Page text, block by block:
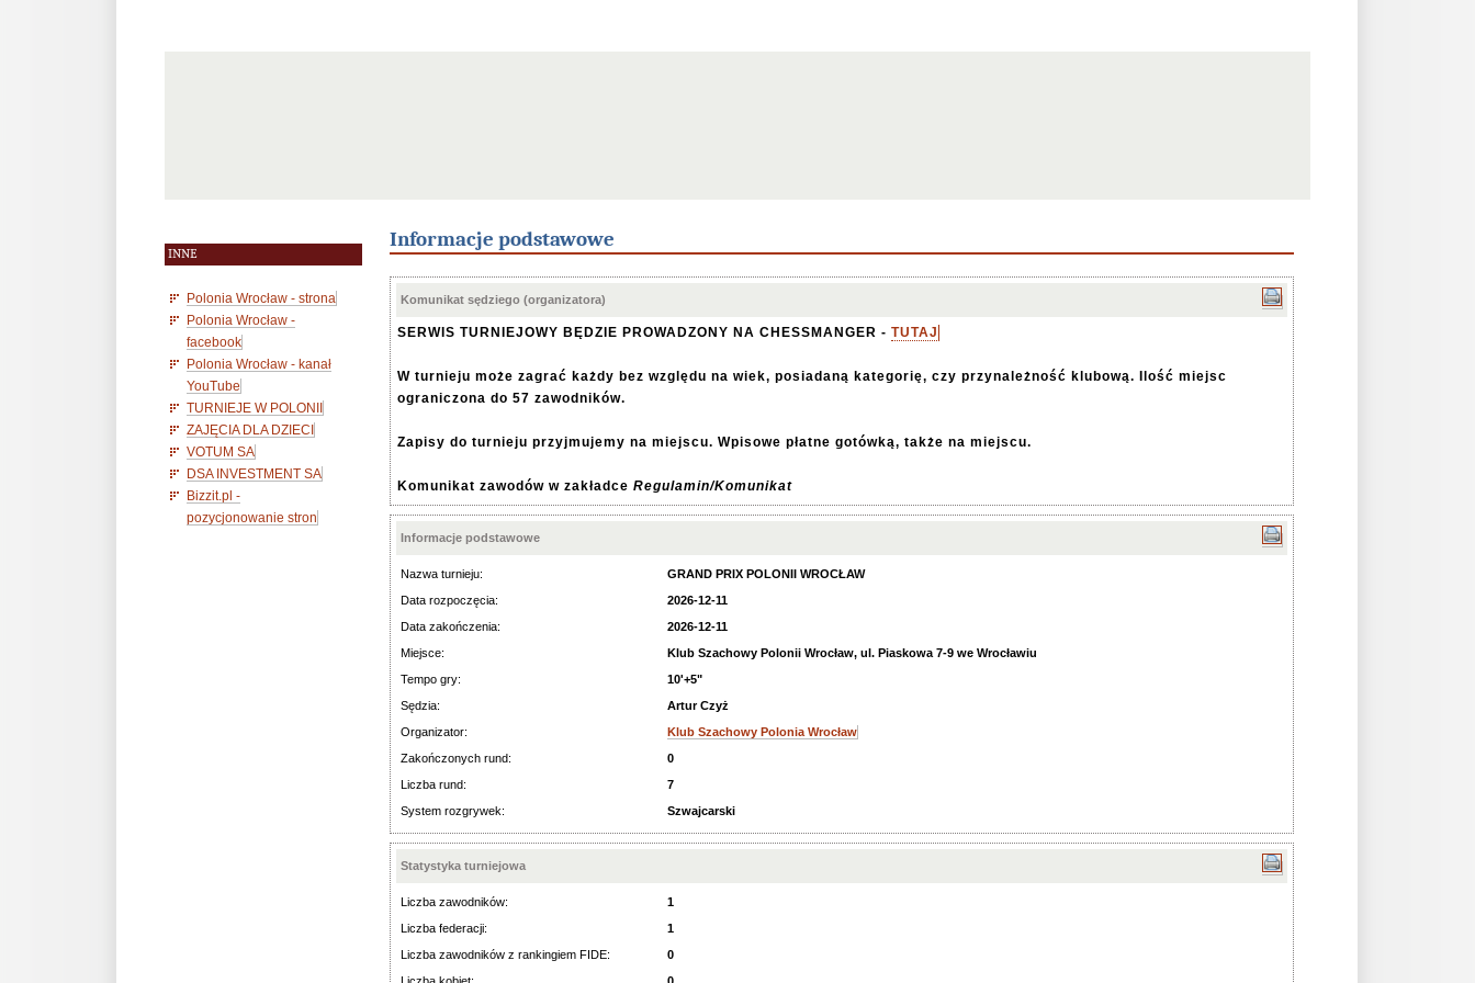
INNE
Polonia Wrocław - strona
Polonia Wrocław -
facebook
Polonia Wrocław - kanał
YouTube
TURNIEJE W POLONII
ZAJĘCIA DLA DZIECI
VOTUM SA
DSA INVESTMENT SA
Bizzit.pl -
pozycjonowanie stron
Informacje podstawowe
Komunikat sędziego (organizatora)
SERWIS TURNIEJOWY BĘDZIE PROWADZONY NA CHESSMANGER - TUTAJ
W turnieju może zagrać każdy bez względu na wiek, posiadaną kategorię, czy przynależność klubową. Ilość miejsc
ograniczona do 57 zawodników.
Zapisy do turnieju przyjmujemy na miejscu. Wpisowe płatne gotówką, także na miejscu.
Komunikat zawodów w zakładce Regulamin/Komunikat
Informacje podstawowe
Nazwa turnieju:
GRAND PRIX POLONII WROCŁAW
Data rozpoczęcia:
2026-12-11
Data zakończenia:
2026-12-11
Miejsce:
Klub Szachowy Polonii Wrocław, ul. Piaskowa 7-9 we Wrocławiu
Tempo gry:
10'+5"
Sędzia:
Artur Czyż
Organizator:
Klub Szachowy Polonia Wrocław
Zakończonych rund:
0
Liczba rund:
7
System rozgrywek:
Szwajcarski
Statystyka turniejowa
Liczba zawodników:
1
Liczba federacji:
1
Liczba zawodników z rankingiem FIDE:
0